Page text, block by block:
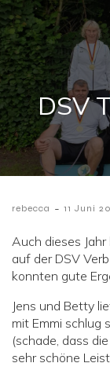
DSV
rebecca - 11 Juni
Auch dieses
auf der DSV
konnten gute
Jens und Betty
mit Emmi schlug
(schade, dass
sehr schöne